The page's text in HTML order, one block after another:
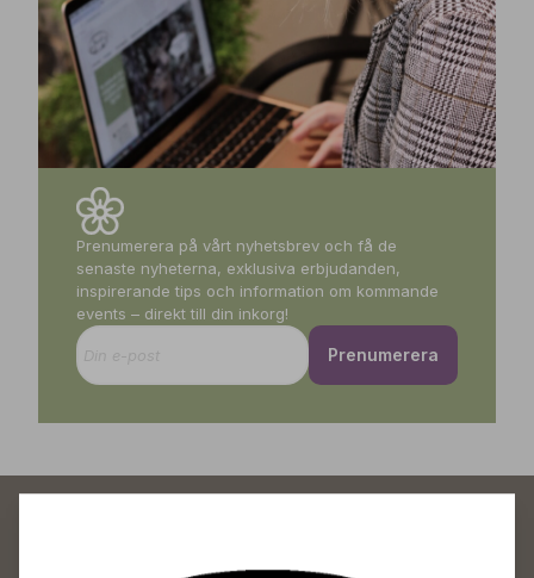
Prenumerera på vårt nyhetsbrev och få de
senaste nyheterna, exklusiva erbjudanden,
inspirerande tips och information om kommande
events – direkt till din inkorg!
Prenumerera